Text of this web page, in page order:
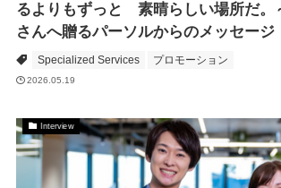
るよりもずっと 素晴らしい場所だ。
さんへ贈るパーソルからのメッセージ
Specialized Services プロモーション
2026.05.19
Interview